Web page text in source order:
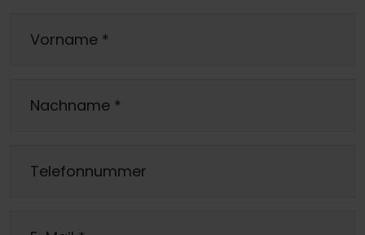
Vorname *
Nachname *
Telefonnummer